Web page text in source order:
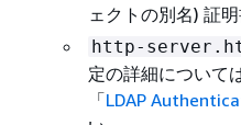
ェクトの別名) 証
http-
定の詳細について
「LDAP